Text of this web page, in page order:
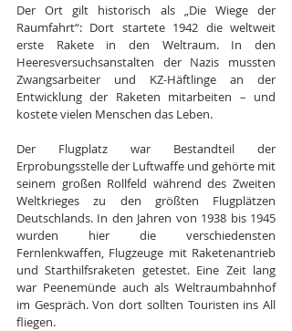
Der Ort gilt historisch als „Die Wiege der
Raumfahrt“: Dort startete 1942 die weltweit
erste Rakete in den Weltraum. In den
Heeresversuchsanstalten der Nazis mussten
Zwangsarbeiter und KZ-Häftlinge an der
Entwicklung der Raketen mitarbeiten – und
kostete vielen Menschen das Leben.
Der Flugplatz war Bestandteil der
Erprobungsstelle der Luftwaffe und gehörte mit
seinem großen Rollfeld während des Zweiten
Weltkrieges zu den größten Flugplätzen
Deutschlands. In den Jahren von 1938 bis 1945
wurden hier die verschiedensten
Fernlenkwaffen, Flugzeuge mit Raketenantrieb
und Starthilfsraketen getestet. Eine Zeit lang
war Peenemünde auch als Weltraumbahnhof
im Gespräch. Von dort sollten Touristen ins All
fliegen.